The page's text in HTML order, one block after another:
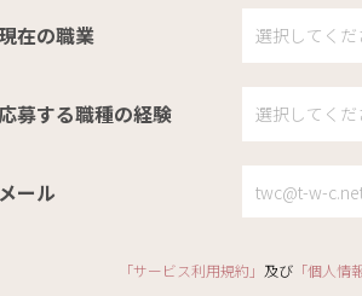
在の職業
応募する職種の経験
メール
「サービス利用規約」 及び 「個人情